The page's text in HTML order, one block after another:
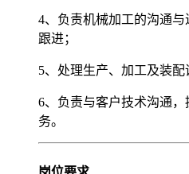
4、负责机械加工的沟通
跟进；
5、处理生产、加工及装配
6、负责与客户技术沟通
务。